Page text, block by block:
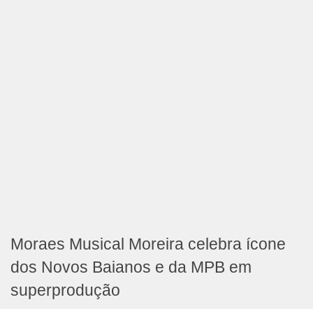
Moraes Musical Moreira celebra ícone
dos Novos Baianos e da MPB em
superprodução